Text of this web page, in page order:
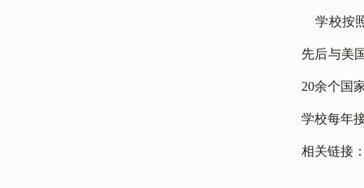
学校按
先后与美
20余个国
学校每年
相关链接